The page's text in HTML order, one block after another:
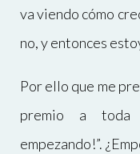
va viendo cómo
no, y entonces
Por ello que me
premio a toda
empezando!”.